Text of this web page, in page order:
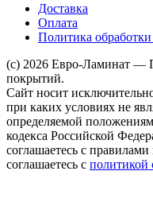
Доставка
Оплата
Политика
(c) 2026 Евро-Ламинат —
покрытий.
Сайт носит
при каких условиях не
определяемой
кодекса Российской
соглашаетесь с
соглашаетесь с политикой